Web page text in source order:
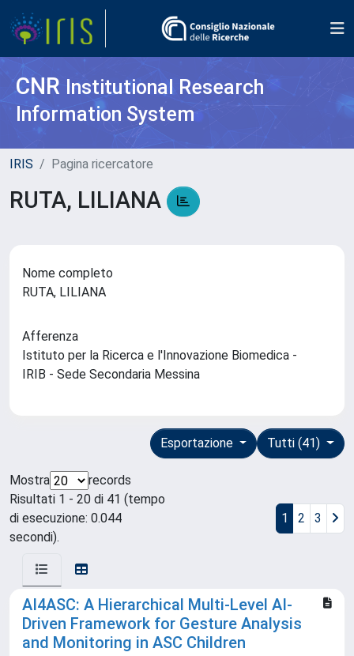
CNR Institutional Research
Information System
IRIS Pagina ricercatore
RUTA, LILIANA
Nome completo
RUTA, LILIANA
Afferenza
Istituto per la Ricerca e l'Innovazione Biomedica -
IRIB - Sede Secondaria Messina
Tutti (41)
Esportazione
Mostra
records
Risultati 1 - 20 di 41 (tempo
di esecuzione: 0.044
secondi).
1 2 3
AI4ASC: A Hierarchical Multi-Level AI-
Driven Framework for Gesture Analysis
and Monitoring in ASC Children